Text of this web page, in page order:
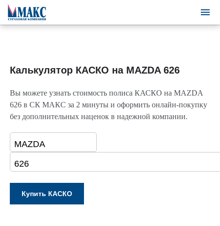
Калькулятор КАСКО на MAZDA 626
Вы можете узнать стоимость полиса КАСКО на MAZDA
626 в СК МАКС за 2 минуты и оформить онлайн-покупку
без дополнительных наценок в надежной компании.